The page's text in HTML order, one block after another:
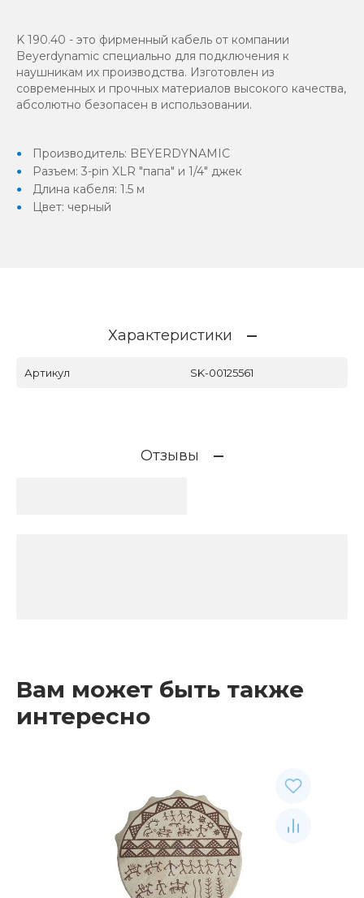
K 190.40 - это фирменный кабель от компании
Beyerdynamic специально для подключения к
наушникам их производства. Изготовлен из
современных и прочных материалов высокого качества,
абсолютно безопасен в использовании.
Производитель: BEYERDYNAMIC
Разъем: 3-pin XLR "папа" и 1/4" джек
Длина кабеля: 1.5 м
Цвет: черный
Характеристики
Артикул SK-00125561
Отзывы
Вам может быть также
интересно